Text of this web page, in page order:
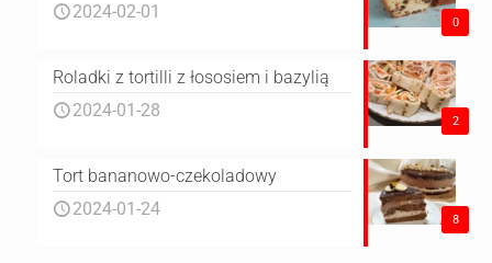
0
2024-02-01
2
Roladki z tortilli z łososiem i bazylią
2024-01-28
8
Tort bananowo-czekoladowy
2024-01-24